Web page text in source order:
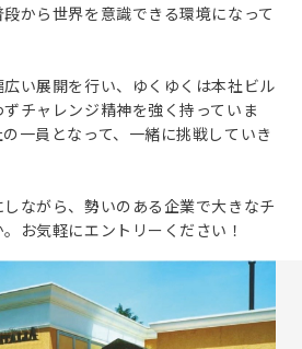
から世界を意識できる環境になって
い展開を行い、ゆくゆくは本社ビル
チャレンジ精神を強く持っていま
一員となって、一緒に挑戦していき
ながら、勢いのある企業で大きなチ
お気軽にエントリーください！